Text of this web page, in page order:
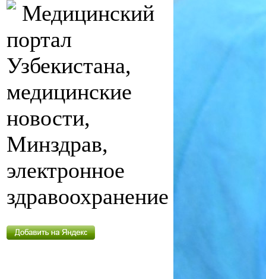
Медицинский
портал
Узбекистана,
медицинские
новости,
Минздрав,
электронное
здравоохранение